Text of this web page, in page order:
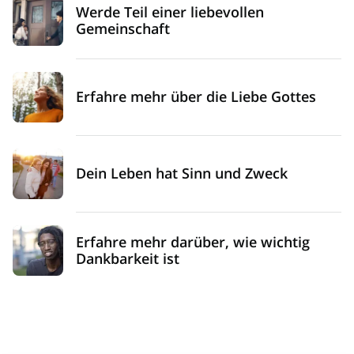
Werde Teil einer liebevollen
Gemeinschaft
Erfahre mehr über die Liebe Gottes
Dein Leben hat Sinn und Zweck
Erfahre mehr darüber, wie wichtig
Dankbarkeit ist